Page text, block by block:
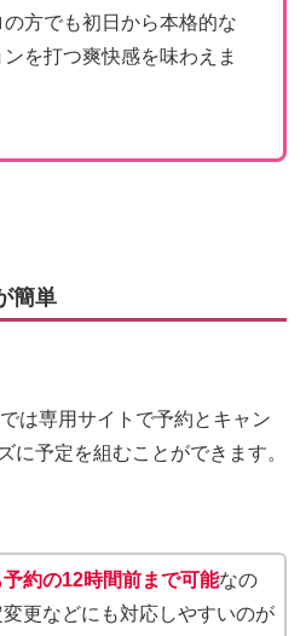
方でも初日から本格的な
を打つ爽快感を味わえま
簡単
は専用サイトで予約とキャン
に予定を組むことができます。
約の12時間前まで可能なの
更などにも対応しやすいのが